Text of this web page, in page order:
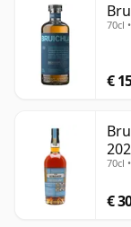
70cl
€
70cl
€